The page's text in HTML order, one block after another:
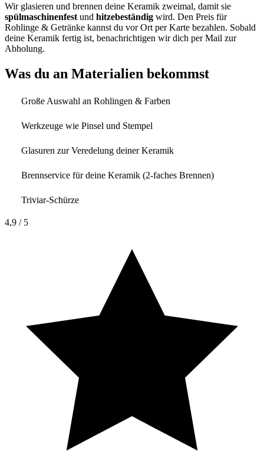
Wir glasieren und brennen deine Keramik zweimal, damit sie
spülmaschinenfest und hitzebeständig wird. Den Preis für
Rohlinge & Getränke kannst du vor Ort per Karte bezahlen. Sobald
deine Keramik fertig ist, benachrichtigen wir dich per Mail zur
Abholung.
Was du an Materialien bekommst
Große Auswahl an Rohlingen & Farben
Werkzeuge wie Pinsel und Stempel
Glasuren zur Veredelung deiner Keramik
Brennservice für deine Keramik (2-faches Brennen)
Triviar-Schürze
4,9 / 5